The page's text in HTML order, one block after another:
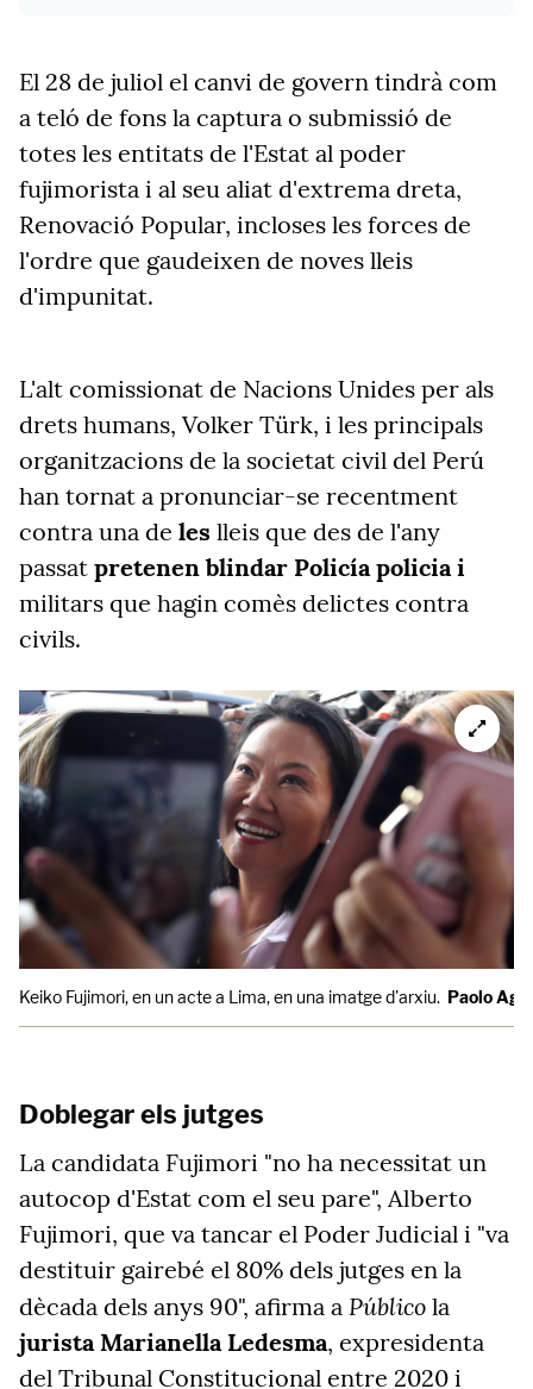
El 28 de juliol el canvi de govern tindrà com
a teló de fons la captura o submissió de
totes les entitats de l'Estat al poder
fujimorista i al seu aliat d'extrema dreta,
Renovació Popular, incloses les forces de
l'ordre que gaudeixen de noves lleis
d'impunitat.
L'alt comissionat de Nacions Unides per als
drets humans, Volker Türk, i les principals
organitzacions de la societat civil del Perú
han tornat a pronunciar-se recentment
contra una de les lleis que des de l'any
passat pretenen blindar Policía policia i
militars que hagin comès delictes contra
civils.
Keiko Fujimori, en un acte a Lima, en una imatge d'arxiu. Paolo
Doblegar els jutges
La candidata Fujimori "no ha necessitat un
autocop d'Estat com el seu pare", Alberto
Fujimori, que va tancar el Poder Judicial i "va
destituir gairebé el 80% dels jutges en la
dècada dels anys 90", afirma a Público la
jurista Marianella Ledesma, expresidenta
del Tribunal Constitucional entre 2020 i